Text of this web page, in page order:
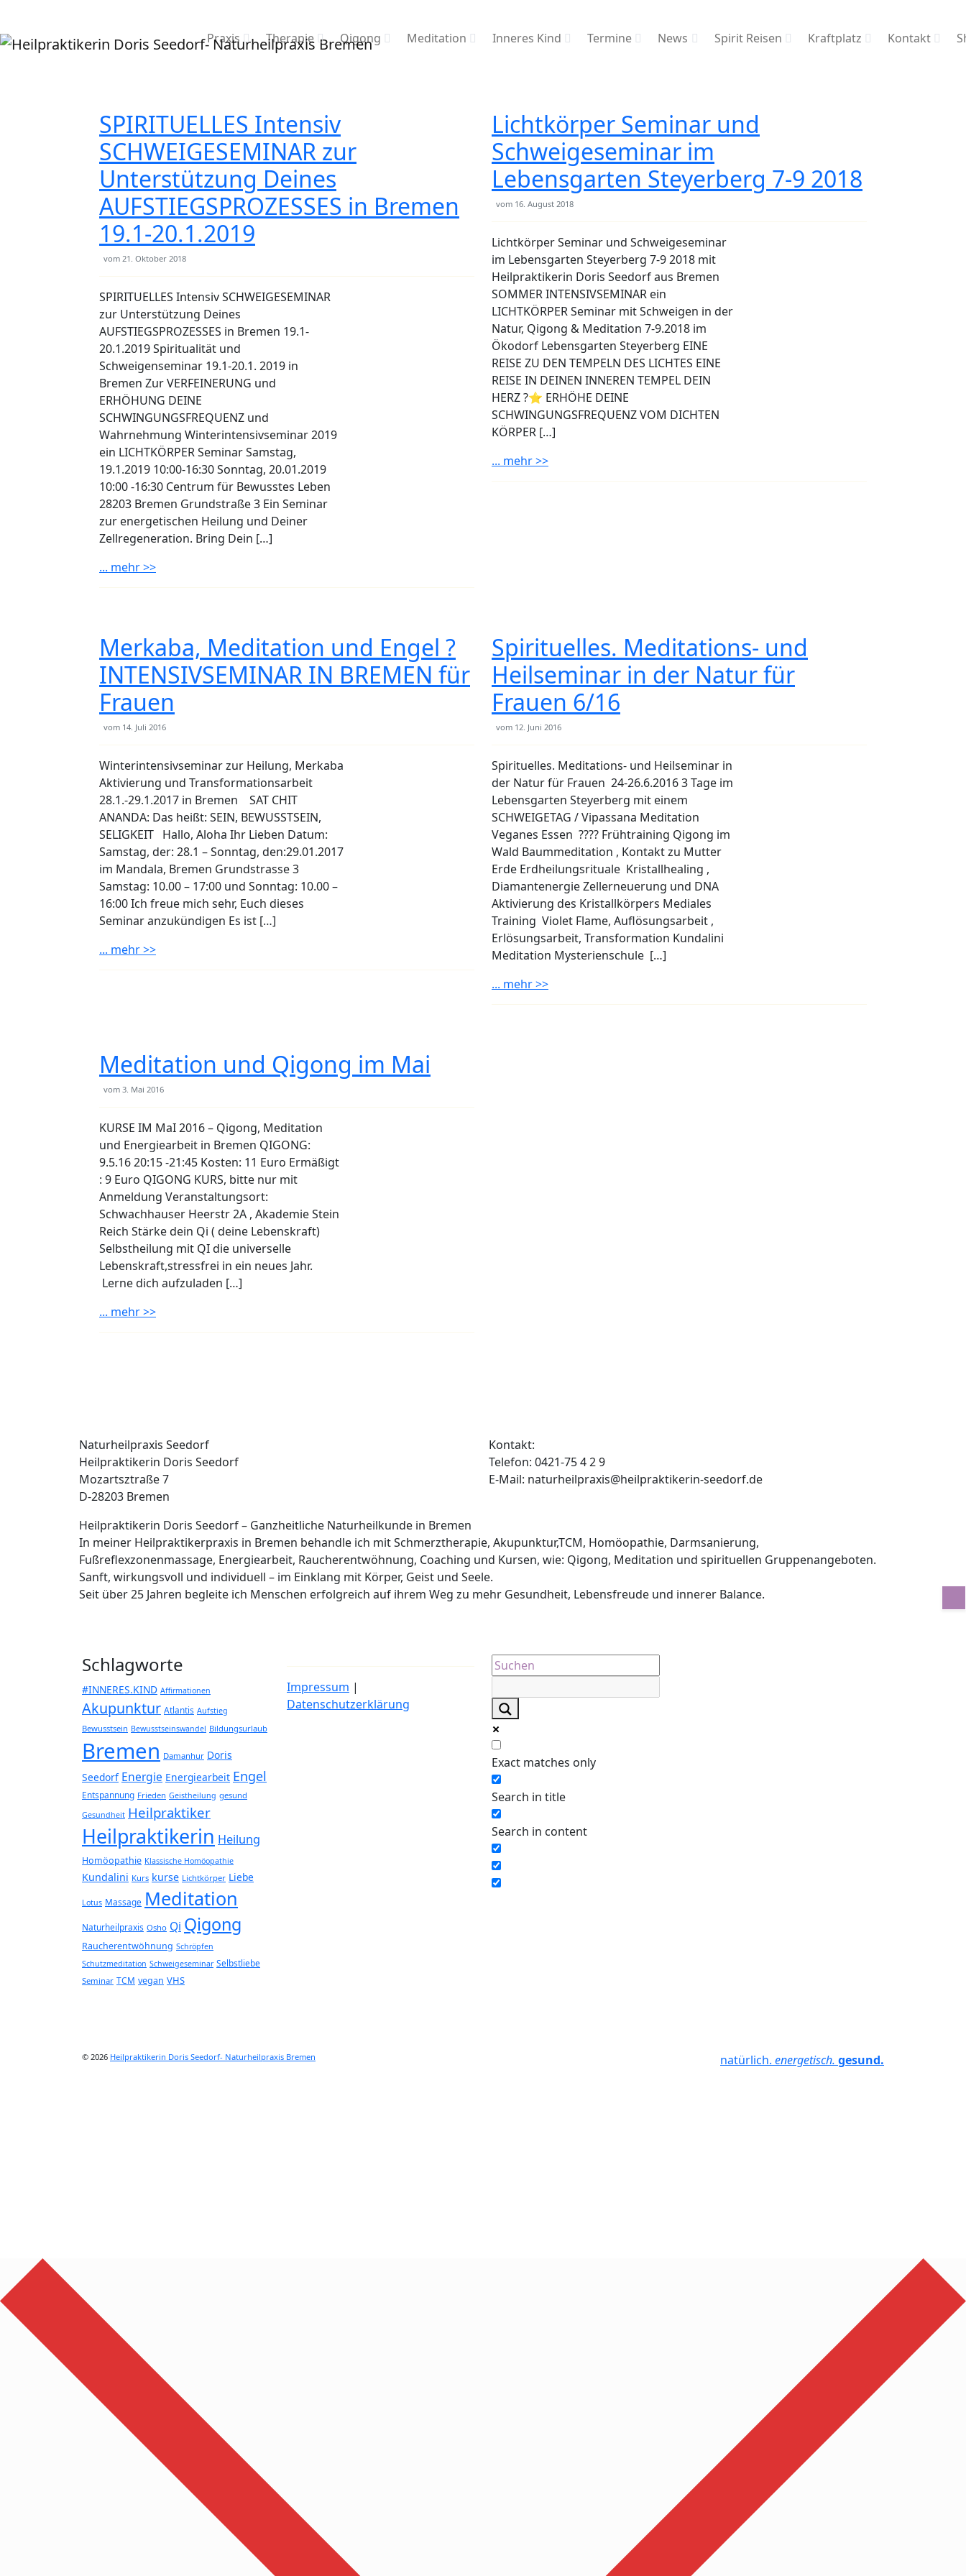
Praxis Therapie Qigong Meditation Inneres Kind Termine News Spirit Reisen Kraftplatz Kontakt
SPIRITUELLES Intensiv
SCHWEIGESEMINAR zur
Unterstützung Deines
AUFSTIEGSPROZESSES in Bremen
19.1-20.1.2019
vom 21. Oktober 2018
SPIRITUELLES Intensiv SCHWEIGESEMINAR
zur Unterstützung Deines
AUFSTIEGSPROZESSES in Bremen 19.1-
20.1.2019 Spiritualität und
Schweigenseminar 19.1-20.1. 2019 in
Bremen Zur VERFEINERUNG und
ERHÖHUNG DEINE
SCHWINGUNGSFREQUENZ und
Wahrnehmung Winterintensivseminar 2019
ein LICHTKÖRPER Seminar Samstag,
19.1.2019 10:00-16:30 Sonntag, 20.01.2019
10:00 -16:30 Centrum für Bewusstes Leben
28203 Bremen Grundstraße 3 Ein Seminar
zur energetischen Heilung und Deiner
Zellregeneration. Bring Dein […]
... mehr >>
Lichtkörper Seminar und
Schweigeseminar im
Lebensgarten Steyerberg 7-9 2018
vom 16. August 2018
Lichtkörper Seminar und Schweigeseminar
im Lebensgarten Steyerberg 7-9 2018 mit
Heilpraktikerin Doris Seedorf aus Bremen
SOMMER INTENSIVSEMINAR ein
LICHTKÖRPER Seminar mit Schweigen in der
Natur, Qigong & Meditation 7-9.2018 im
Ökodorf Lebensgarten Steyerberg EINE
REISE ZU DEN TEMPELN DES LICHTES EINE
REISE IN DEINEN INNEREN TEMPEL DEIN
HERZ ?⭐️ ERHÖHE DEINE
SCHWINGUNGSFREQUENZ VOM DICHTEN
KÖRPER […]
... mehr >>
Merkaba, Meditation und Engel ?
INTENSIVSEMINAR IN BREMEN für
Frauen
vom 14. Juli 2016
Winterintensivseminar zur Heilung, Merkaba
Aktivierung und Transformationsarbeit
28.1.-29.1.2017 in Bremen SAT CHIT
ANANDA: Das heißt: SEIN, BEWUSSTSEIN,
SELIGKEIT Hallo, Aloha Ihr Lieben Datum:
Samstag, der: 28.1 – Sonntag, den:29.01.2017
im Mandala, Bremen Grundstrasse 3
Samstag: 10.00 – 17:00 und Sonntag: 10.00 –
16:00 Ich freue mich sehr, Euch dieses
Seminar anzukündigen Es ist […]
... mehr >>
Spirituelles. Meditations- und
Heilseminar in der Natur für
Frauen 6/16
vom 12. Juni 2016
Spirituelles. Meditations- und Heilseminar in
der Natur für Frauen 24-26.6.2016 3 Tage im
Lebensgarten Steyerberg mit einem
SCHWEIGETAG / Vipassana Meditation
Veganes Essen ???? Frühtraining Qigong im
Wald Baummeditation , Kontakt zu Mutter
Erde Erdheilungsrituale Kristallhealing ,
Diamantenergie Zellerneuerung und DNA
Aktivierung des Kristallkörpers Mediales
Training Violet Flame, Auflösungsarbeit ,
Erlösungsarbeit, Transformation Kundalini
Meditation Mysterienschule […]
... mehr >>
Meditation und Qigong im Mai
vom 3. Mai 2016
KURSE IM MaI 2016 – Qigong, Meditation
und Energiearbeit in Bremen QIGONG:
9.5.16 20:15 -21:45 Kosten: 11 Euro Ermäßigt
: 9 Euro QIGONG KURS, bitte nur mit
Anmeldung Veranstaltungsort:
Schwachhauser Heerstr 2A , Akademie Stein
Reich Stärke dein Qi ( deine Lebenskraft)
Selbstheilung mit QI die universelle
Lebenskraft,stressfrei in ein neues Jahr.
Lerne dich aufzuladen […]
... mehr >>
Naturheilpraxis Seedorf
Heilpraktikerin Doris Seedorf
Mozartsztraße 7
D-28203 Bremen
Kontakt:
Telefon: 0421-75 4 2 9
E-Mail: naturheilpraxis@heilpraktikerin-seedorf.de
Heilpraktikerin Doris Seedorf – Ganzheitliche Naturheilkunde in Bremen
In meiner Heilpraktikerpraxis in Bremen behandle ich mit Schmerztherapie, Akupunktur,TCM, Homöopathie, Darmsanierung,
Fußreflexzonenmassage, Energiearbeit, Raucherentwöhnung, Coaching und Kursen, wie: Qigong, Meditation und spirituellen Gruppenangeboten.
Sanft, wirkungsvoll und individuell – im Einklang mit Körper, Geist und Seele.
Seit über 25 Jahren begleite ich Menschen erfolgreich auf ihrem Weg zu mehr Gesundheit, Lebensfreude und innerer Balance.
Schlagworte
#INNERES.KIND Affirmationen
Akupunktur Atlantis Aufstieg
Bewusstsein Bewusstseinswandel Bildungsurlaub
Bremen Damanhur Doris
Seedorf Energie Energiearbeit Engel
Entspannung Frieden Geistheilung gesund
Gesundheit Heilpraktiker
Heilpraktikerin Heilung
Homöopathie Klassische Homöopathie
Kundalini Kurs kurse Lichtkörper Liebe
Lotus Massage Meditation
Naturheilpraxis Osho Qi Qigong
Raucherentwöhnung Schröpfen
Schutzmeditation Schweigeseminar Selbstliebe
Seminar TCM vegan VHS
Impressum |
Datenschutzerklärung
Exact matches only
Search in title
Search in content
© 2026 Heilpraktikerin Doris Seedorf- Naturheilpraxis Bremen natürlich. energetisch. gesund.